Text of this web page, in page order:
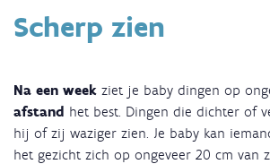
Scherp zien
Na een week ziet je baby dingen op
afstand het best. Dingen die dichter of
hij of zij waziger zien. Je baby kan
het gezicht zich op ongeveer 20 cm van